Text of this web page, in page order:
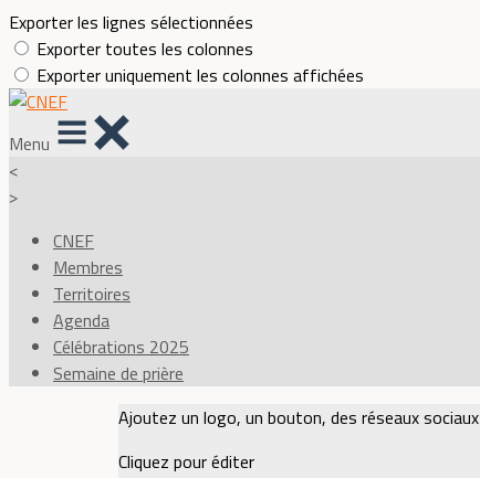
Exporter les lignes sélectionnées
Exporter toutes les colonnes
Exporter uniquement les colonnes affichées
Menu
<
>
CNEF
Membres
Territoires
Agenda
Célébrations 2025
Semaine de prière
Ajoutez un logo, un bouton, des réseaux sociaux
Cliquez pour éditer